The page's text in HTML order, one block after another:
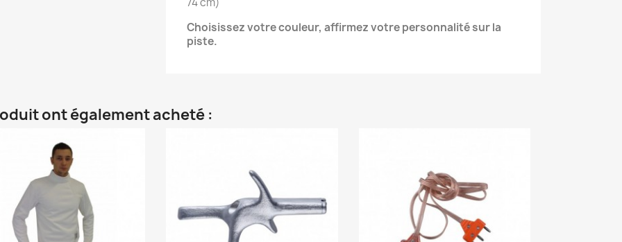
Choisissez votre couleur, affirmez votre personnalité sur la
piste.
ont également acheté :